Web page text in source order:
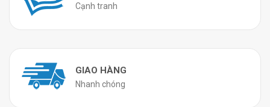
Cạnh tranh
GIAO HÀNG
Nhanh chóng